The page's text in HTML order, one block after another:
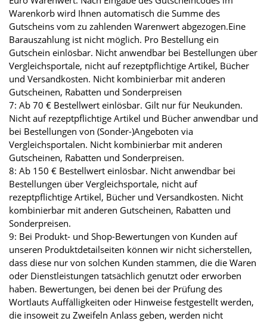
Warenkorb wird Ihnen automatisch die Summe des
Gutscheins vom zu zahlenden Warenwert abgezogen.Eine
Barauszahlung ist nicht möglich. Pro Bestellung ein
Gutschein einlösbar. Nicht anwendbar bei Bestellungen über
Vergleichsportale, nicht auf rezeptpflichtige Artikel, Bücher
und Versandkosten. Nicht kombinierbar mit anderen
Gutscheinen, Rabatten und Sonderpreisen
7: Ab 70 € Bestellwert einlösbar. Gilt nur für Neukunden.
Nicht auf rezeptpflichtige Artikel und Bücher anwendbar und
bei Bestellungen von (Sonder-)Angeboten via
Vergleichsportalen. Nicht kombinierbar mit anderen
Gutscheinen, Rabatten und Sonderpreisen.
8: Ab 150 € Bestellwert einlösbar. Nicht anwendbar bei
Bestellungen über Vergleichsportale, nicht auf
rezeptpflichtige Artikel, Bücher und Versandkosten. Nicht
kombinierbar mit anderen Gutscheinen, Rabatten und
Sonderpreisen.
9: Bei Produkt- und Shop-Bewertungen von Kunden auf
unseren Produktdetailseiten können wir nicht sicherstellen,
dass diese nur von solchen Kunden stammen, die die Waren
oder Dienstleistungen tatsächlich genutzt oder erworben
haben. Bewertungen, bei denen bei der Prüfung des
Wortlauts Auffälligkeiten oder Hinweise festgestellt werden,
die insoweit zu Zweifeln Anlass geben, werden nicht